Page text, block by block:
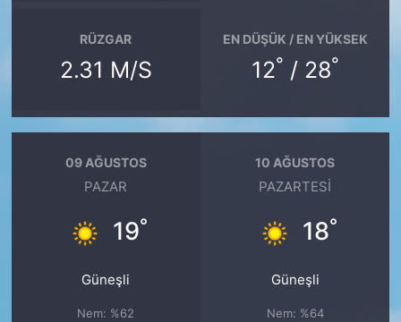
RÜZGAR
2.31 M/S
EN DÜŞÜK / EN YÜKSEK
12° / 28°
09 AĞUSTOS
PAZAR
19°
Güneşli
Nem: %62
10 AĞUSTOS
PAZARTESI
18°
Güneşli
Nem: %64